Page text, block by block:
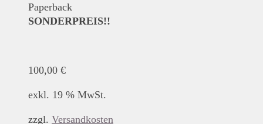
Paperback
SONDERPREIS!!
100,00 €
exkl. 19 % MwSt.
zzgl. Versandkosten